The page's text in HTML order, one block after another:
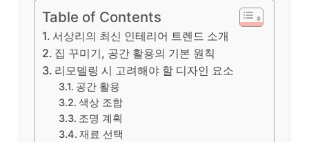
Table of Contents
서상리의 최신 인테리어 트렌드 소개
집 꾸미기, 공간 활용의 기본 원칙
리모델링 시 고려해야 할 디자인 요소
공간 활용
색상 조합
조명 계획
재료 선택